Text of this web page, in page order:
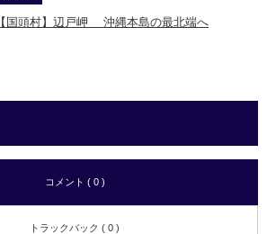
【国頭村】辺戸岬 沖縄本島の最北端へ
コメント ( 0 )
トラックバック ( 0 )